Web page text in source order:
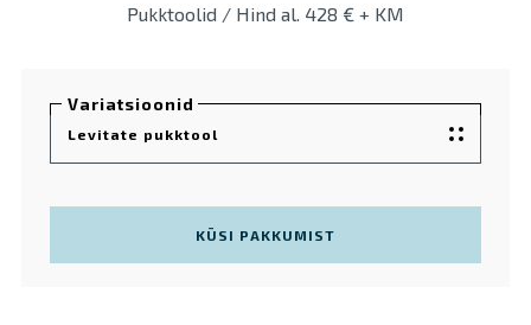
Pukktoolid / Hind al. 428 € + KM
Variatsioonid
Levitate pukktool
KÜSI PAKKUMIST